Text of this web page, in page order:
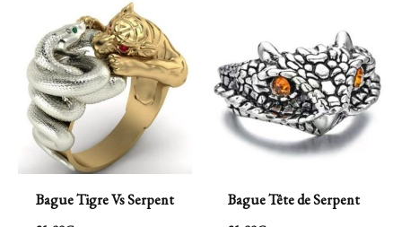
Bague Tigre Vs Serpent Bague Tête de Serpent